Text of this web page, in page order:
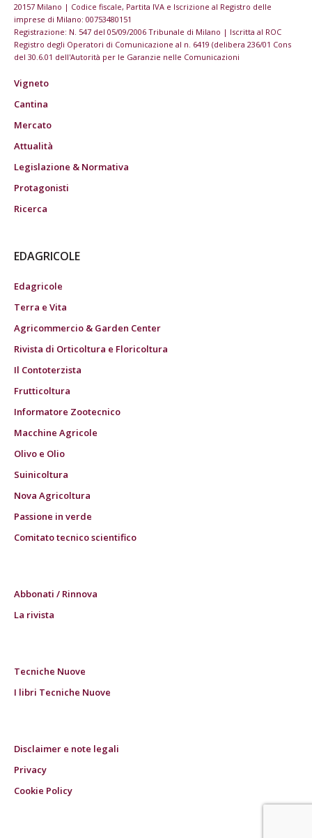
20157 Milano | Codice fiscale, Partita IVA e Iscrizione al Registro delle
imprese di Milano: 00753480151
Registrazione: N. 547 del 05/09/2006 Tribunale di Milano | Iscritta al ROC
Registro degli Operatori di Comunicazione al n. 6419 (delibera 236/01 Cons
del 30.6.01 dell'Autorità per le Garanzie nelle Comunicazioni
Vigneto
Cantina
Mercato
Attualità
Legislazione & Normativa
Protagonisti
Ricerca
EDAGRICOLE
Edagricole
Terra e Vita
Agricommercio & Garden Center
Rivista di Orticoltura e Floricoltura
Il Contoterzista
Frutticoltura
Informatore Zootecnico
Macchine Agricole
Olivo e Olio
Suinicoltura
Nova Agricoltura
Passione in verde
Comitato tecnico scientifico
Abbonati / Rinnova
La rivista
Tecniche Nuove
I libri Tecniche Nuove
Disclaimer e note legali
Privacy
Cookie Policy